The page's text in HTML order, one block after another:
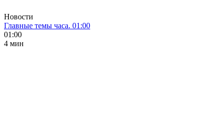
Новости
Главные темы часа. 01:00
01:00
4 мин